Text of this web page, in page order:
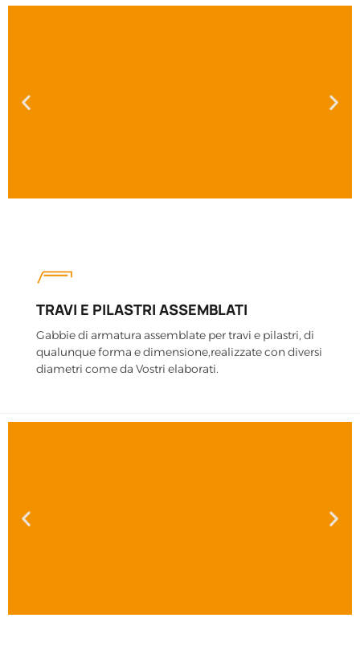
TRAVI E PILASTRI ASSEMBLATI
Gabbie di armatura assemblate per travi e pilastri, di
qualunque forma e dimensione,realizzate con diversi
diametri come da Vostri elaborati.